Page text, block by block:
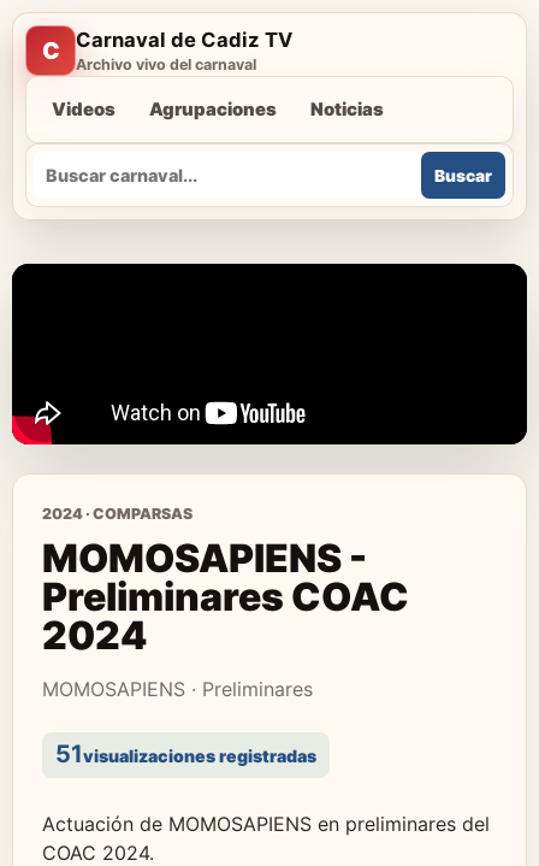
C Carnaval de Cadiz TV
Archivo vivo del carnaval
Videos Agrupaciones Noticias
Buscar
Buscar
2024 · COMPARSAS
MOMOSAPIENS -
Preliminares COAC
2024
MOMOSAPIENS · Preliminares
51visualizaciones registradas
Actuación de MOMOSAPIENS en preliminares del
COAC 2024.